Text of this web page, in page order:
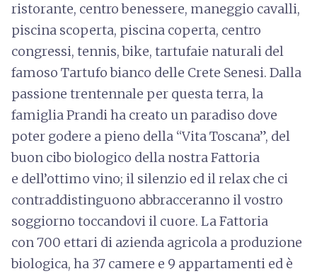
ristorante, centro benessere, maneggio cavalli,
piscina scoperta, piscina coperta, centro
congressi, tennis, bike, tartufaie naturali del
famoso Tartufo bianco delle Crete Senesi. Dalla
passione trentennale per questa terra, la
famiglia Prandi ha creato un paradiso dove
poter godere a pieno della “Vita Toscana”, del
buon cibo biologico della nostra Fattoria
e dell’ottimo vino; il silenzio ed il relax che ci
contraddistinguono abbracceranno il vostro
soggiorno toccandovi il cuore. La Fattoria
con 700 ettari di azienda agricola a produzione
biologica, ha 37 camere e 9 appartamenti ed è